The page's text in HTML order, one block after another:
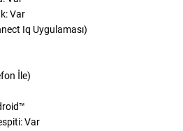
Var
Iq Uygulaması)
İle)
Var